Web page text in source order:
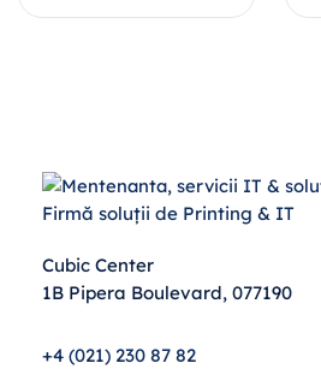
Firmă soluții de Printing & IT
Cubic Center
1B Pipera Boulevard, 077190
+4 (021) 230 87 82